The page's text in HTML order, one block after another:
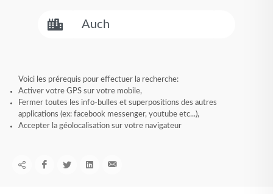
Voici les prérequis pour effectuer la recherche:
Activer votre GPS sur votre mobile,
Fermer toutes les info-bulles et superpositions des autres
applications (ex: facebook messenger, youtube etc...),
Accepter la géolocalisation sur votre navigateur